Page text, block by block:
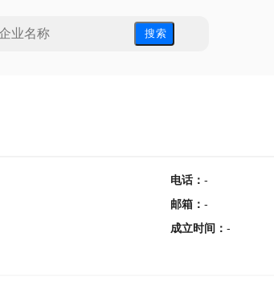
搜 索
电话： -
邮箱 ： -
成立时间 ： -